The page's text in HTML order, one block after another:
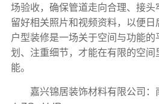
场验收，确保管道走向合理、接
留好相关照片和视频资料，以便
户型装修是一场关于空间与功能
划、注重细节，才能在有限的空
能。
嘉兴锦居装饰材料有限公司